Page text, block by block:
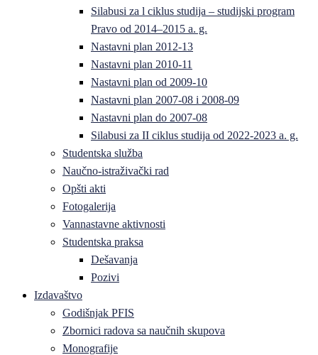
Silabusi za l ciklus studija – studijski program
Pravo od 2014–2015 a. g.
Nastavni plan 2012-13
Nastavni plan 2010-11
Nastavni plan od 2009-10
Nastavni plan 2007-08 i 2008-09
Nastavni plan do 2007-08
Silabusi za II ciklus studija od 2022-2023 a. g.
Studentska služba
Naučno-istraživački rad
Opšti akti
Fotogalerija
Vannastavne aktivnosti
Studentska praksa
Dešavanja
Pozivi
Izdavaštvo
Godišnjak PFIS
Zbornici radova sa naučnih skupova
Monografije